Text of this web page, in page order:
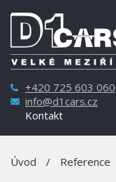
+420 725 603 060
info@d1cars.cz
Kontakt
Úvod / Reference